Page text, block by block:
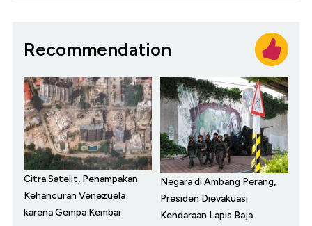
Recommendation
Citra Satelit, Penampakan
Kehancuran Venezuela
karena Gempa Kembar
Negara di Ambang Perang,
Presiden Dievakuasi
Kendaraan Lapis Baja